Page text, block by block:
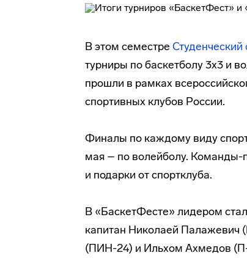
В этом семестре
турниры по баскетболу 3х3 и
прошли в рамках
спортивных клубов России.
Финалы по каждому виду
мая – по волейболу. Команды-
и подарки от спортклуба.
В «БаскетФесте» лидером
капитан Николаей
(ПИН-24) и Ильхом Ахмедов (П-